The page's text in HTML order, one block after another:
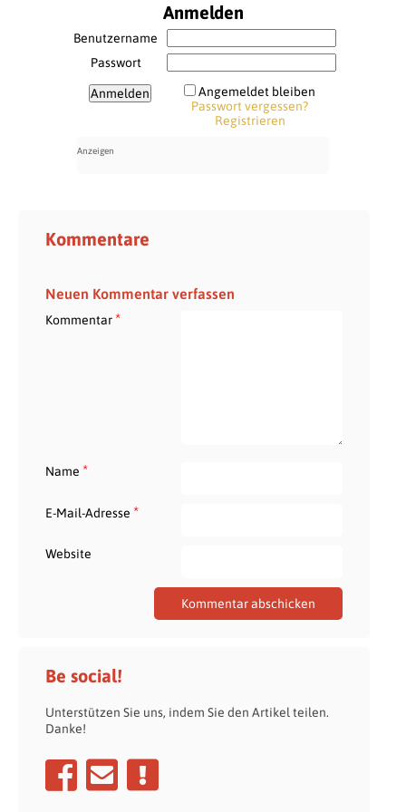
Anmelden
Benutzername
Passwort
Angemeldet bleiben
Passwort vergessen?
Registrieren
Kommentare
Neuen Kommentar verfassen
Kommentar*
Name *
E-Mail-Adresse *
Website
Be social!
Unterstützen Sie uns, indem Sie den Artikel teilen.
Danke!